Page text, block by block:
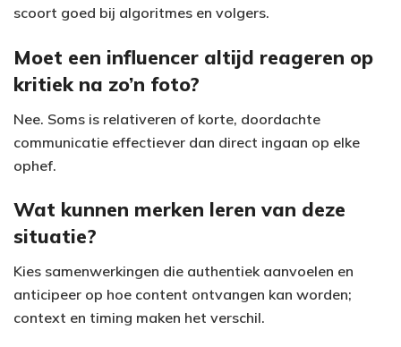
scoort goed bij algoritmes en volgers.
Moet een influencer altijd reageren op
kritiek na zo’n foto?
Nee. Soms is relativeren of korte, doordachte
communicatie effectiever dan direct ingaan op elke
ophef.
Wat kunnen merken leren van deze
situatie?
Kies samenwerkingen die authentiek aanvoelen en
anticipeer op hoe content ontvangen kan worden;
context en timing maken het verschil.